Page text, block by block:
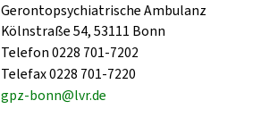
Gerontopsychiatrische Ambulanz
Kölnstraße 54, 53111 Bonn
Telefon 0228 701-7202
Telefax 0228 701-7220
gpz-bonn@lvr.de